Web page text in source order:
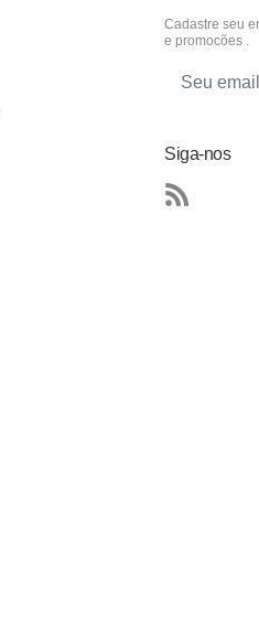
Cadastre seu
e promocões .
Siga-nos